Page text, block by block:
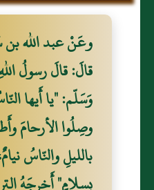
وعَنْ عبد الله بن
قالَ: قالَ رسولُ
وَسَلّم: "يا أَيها
وصِلُوا الأرحامَ
بالليلِ والنّاسُ
بسلامٍ" أَخرجَهُ